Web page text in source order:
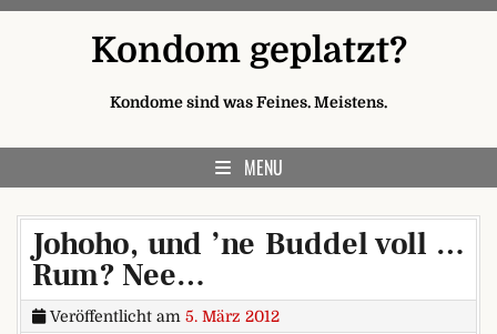
Kondom geplatzt?
Kondome sind was Feines. Meistens.
MENU
Johoho, und ’ne Buddel voll …
Rum? Nee…
Veröffentlicht am 5. März 2012